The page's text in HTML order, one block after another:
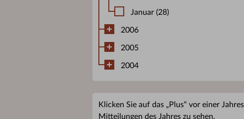
Januar (28)
2006
2005
2004
Klicken Sie auf das „Plus“ vor einer
Mitteilungen des Jahres zu sehen.